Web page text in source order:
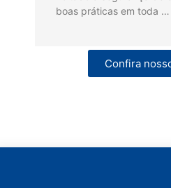
boas práticas em toda …
Confira